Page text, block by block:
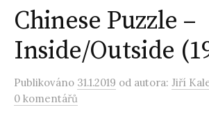
Chinese Puzzle –
Inside/Outside
Publikováno 31.1.2019 od autora: Jiří
0 komentářů